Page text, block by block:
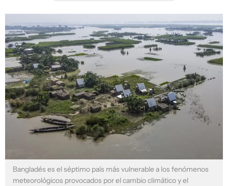
Bangladés es el séptimo país más vulnerable a los fenómenos
meteorológicos provocados por el cambio climático y el